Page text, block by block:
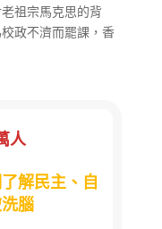
祖宗馬克思的背
政不濟而罷課，香
人
解民主、自
腦